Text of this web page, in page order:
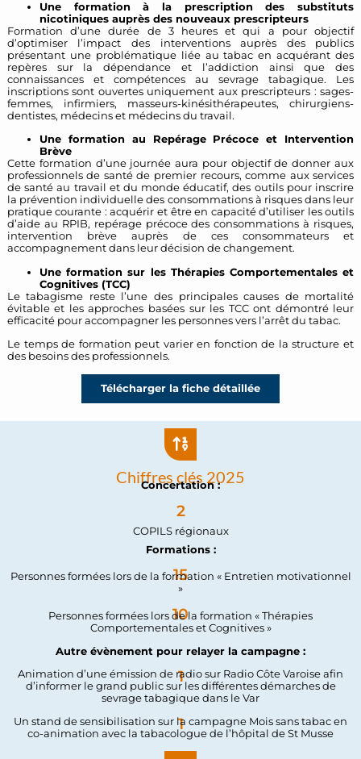
Une formation à la prescription des substituts
nicotiniques auprès des nouveaux prescripteurs
Formation d’une durée de 3 heures et qui a pour objectif
d’optimiser l’impact des interventions auprès des publics
présentant une problématique liée au tabac en acquérant des
repères sur la dépendance et l’addiction ainsi que des
connaissances et compétences au sevrage tabagique. Les
inscriptions sont ouvertes uniquement aux prescripteurs : sages-
femmes, infirmiers, masseurs-kinésithérapeutes, chirurgiens-
dentistes, médecins et médecins du travail.
Une formation au Repérage Précoce et Intervention
Brève
Cette formation d’une journée aura pour objectif de donner aux
professionnels de santé de premier recours, comme aux services
de santé au travail et du monde éducatif, des outils pour inscrire
la prévention individuelle des consommations à risques dans leur
pratique courante : acquérir et être en capacité d’utiliser les outils
d’aide au RPIB, repérage précoce des consommations à risques,
intervention brève auprès de ces consommateurs et
accompagnement dans leur décision de changement.
Une formation sur les Thérapies Comportementales et
Cognitives (TCC)
Le tabagisme reste l’une des principales causes de mortalité
évitable et les approches basées sur les TCC ont démontré leur
efficacité pour accompagner les personnes vers l’arrêt du tabac.
Le temps de formation peut varier en fonction de la structure et
des besoins des professionnels.
Télécharger la fiche détaillée
Chiffres clés 2025
Concertation :
COPILS régionaux
2
Formations :
15
Personnes formées lors de la formation « Entretien motivationnel
»
10
Personnes formées lors de la formation « Thérapies
Comportementales et Cognitives »
Autre évènement pour relayer la campagne :
1
Animation d’une émission de radio sur Radio Côte Varoise afin
d’informer le grand public sur les différentes démarches de
sevrage tabagique dans le Var
1
Un stand de sensibilisation sur la campagne Mois sans tabac en
co-animation avec la tabacologue de l’hôpital de St Musse